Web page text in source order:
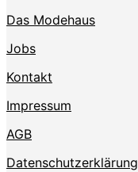
Das Modehaus
Jobs
Kontakt
Impressum
AGB
Datenschutzerklärung